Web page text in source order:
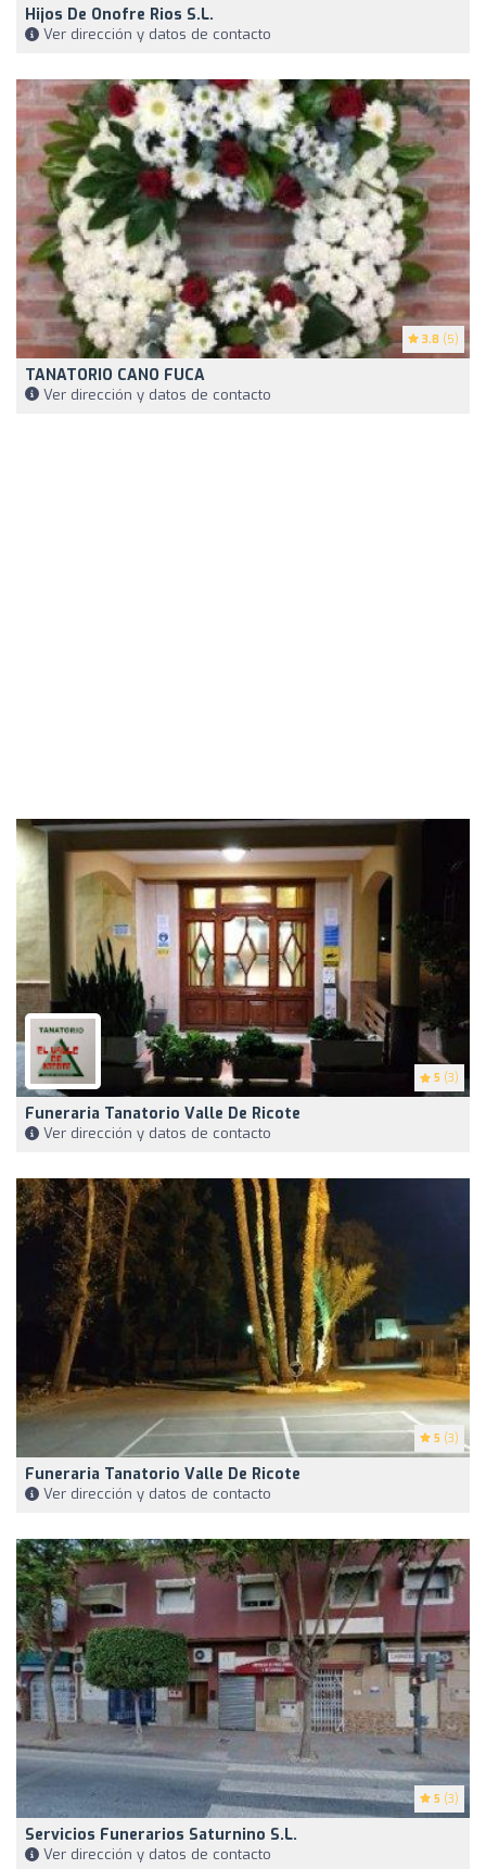
Hijos De Onofre Rios S.l.
Ver dirección y datos de contacto
3.8 (5)
TANATORIO CANO FUCA
Ver dirección y datos de contacto
5 (3)
Funeraria Tanatorio Valle De Ricote
Ver dirección y datos de contacto
5 (3)
Funeraria Tanatorio Valle De Ricote
Ver dirección y datos de contacto
5 (3)
Servicios Funerarios Saturnino S.L.
Ver dirección y datos de contacto